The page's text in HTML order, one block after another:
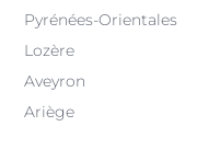
Pyrénées-Orientales
Lozère
Aveyron
Ariège